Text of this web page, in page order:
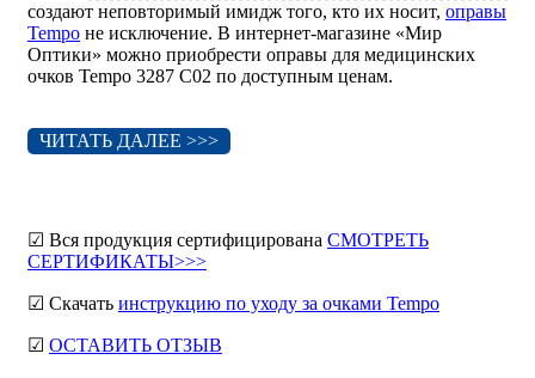
создают неповторимый имидж того, кто их носит, оправы
Tempo не исключение. В интернет-магазине «Мир
Оптики» можно приобрести оправы для медицинских
очков Tempo 3287 C02 по доступным ценам.
ЧИТАТЬ ДАЛЕЕ >>>
☑ Вся продукция сертифицирована СМОТРЕТЬ
СЕРТИФИКАТЫ>>>
☑ Скачать инструкцию по уходу за очками Tempo
☑ ОСТАВИТЬ ОТЗЫВ